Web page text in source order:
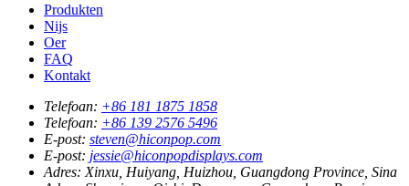
Produkten
Nijs
Oer
FAQ
Kontakt
Telefoan: +86 181 1875 1858
Telefoan: +86 139 2576 5496
E-post: steven@hiconpop.com
E-post: jessie@hiconpopdisplays.com
Adres: Xinxu, Huiyang, Huizhou, Guangdong Province, Sina